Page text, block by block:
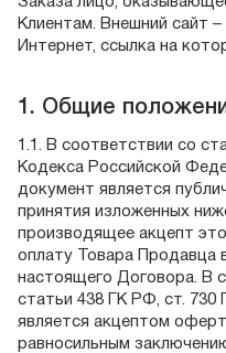
Клиентам. Внешний сайт –
Интернет, ссылка на
1. Общие
1.1. В соответствии со
Кодекса Российской
документ является
принятия изложенных
производящее акцепт
оплату Товара Продавца
настоящего Договора. В
статьи 438 ГК РФ, ст.
является акцептом
равносильным